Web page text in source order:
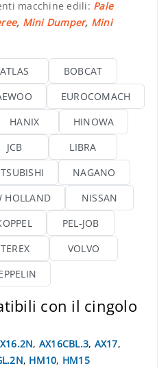
macchine edili: Pale
, Mini Dumper, Mini
ATLAS
BOBCAT
EUROCOMACH
HANIX
HINOWA
JCB
LIBRA
NAGANO
HOLLAND
NISSAN
PEL-JOB
TEREX
VOLVO
con il cingolo
, AX16CBL.3, AX17,
, HM10, HM15